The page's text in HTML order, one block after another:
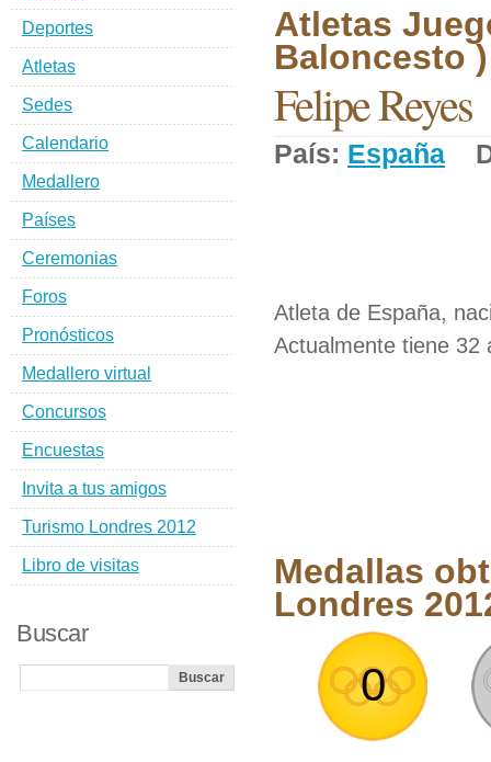
Atletas
Baloncesto )
Felipe Reyes
País: España
Atleta de España,
Actualmente tiene 32
Medallas
Londres
0
Deportes
Atletas
Sedes
Calendario
Medallero
Países
Ceremonias
Foros
Pronósticos
Medallero virtual
Concursos
Encuestas
Invita a tus amigos
Turismo Londres 2012
Libro de visitas
Buscar